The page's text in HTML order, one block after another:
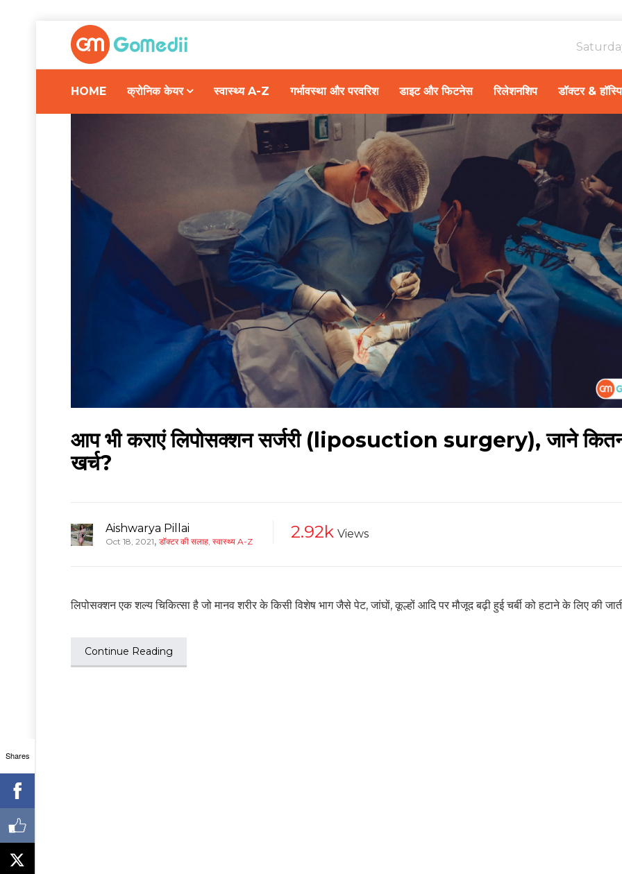
HOME क्रोनिक केयर स्वास्थ्य A-Z गर्भावस्था और परवरिश डाइट और फिटनेस रिलेशनशिप डॉक्टर &
आप भी कराएं लिपोसक्शन सर्जरी (liposuction surgery), जाने
खर्च?
Aishwarya Pillai
Oct 18, 2021, डॉक्टर की सलाह स्वास्थ्य A-Z 2.92k Views
लिपोसक्शन एक शल्य चिकित्सा है जो मानव शरीर के किसी विशेष भाग जैसे पेट, जांघों, कूल्हों आदि पर मौजूद बढ़ी हुई चर्बी को हटाने के लिए की
Continue Reading
Shares